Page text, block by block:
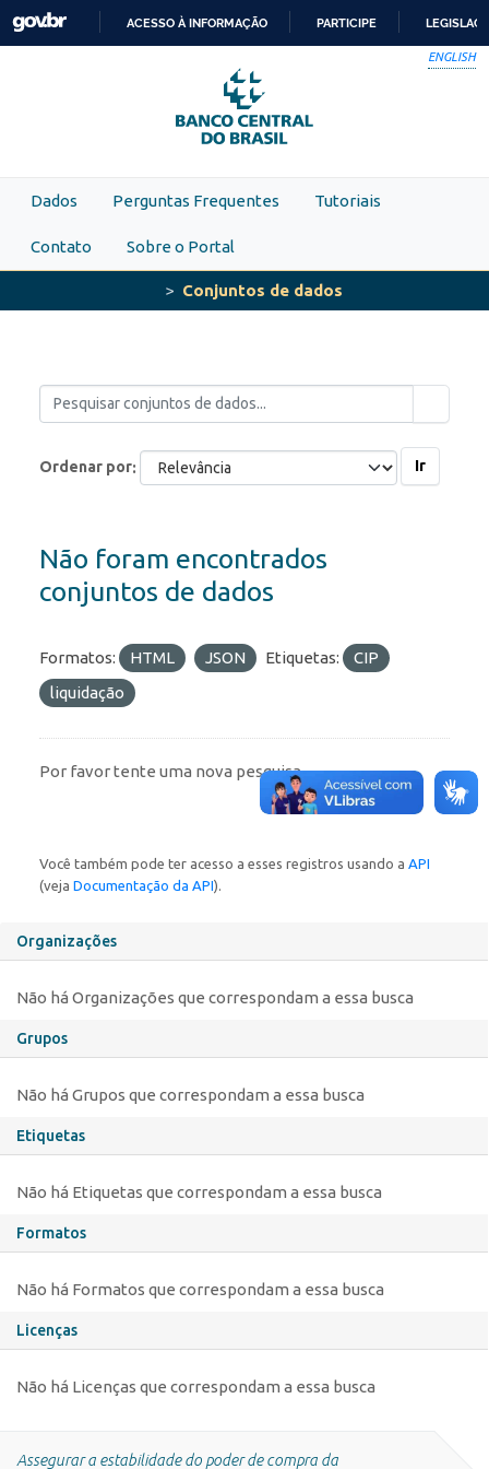
Skip to main content
PARA
O
CONTEÚDO
ACESSO À INFORMAÇÃO PARTICIPE
ENGLISH
Dados Perguntas Frequentes Tutoriais
Contato Sobre o Portal
Conjuntos de dados
Organizações
Não há Organizações que correspondam a essa busca
Grupos
Não há Grupos que correspondam a essa busca
Etiquetas
Não há Etiquetas que correspondam a essa busca
Formatos
Não há Formatos que correspondam a essa busca
Licenças
Não há Licenças que correspondam a essa busca
Ordenar por Ir
Não foram encontrados
conjuntos de dados
Formatos: HTML JSON Etiquetas:
CIP
liquidação
Por favor tente uma nova pesquisa.
Você também pode ter acesso a esses registros usando a API
(veja Documentação da API).
Assegurar a estabilidade do poder de compra da